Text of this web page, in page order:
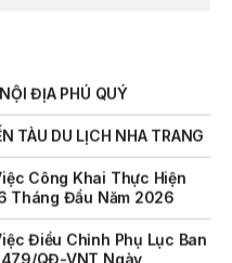
Tháng Đầu Năm 2026
QĐ-VNT Ngày